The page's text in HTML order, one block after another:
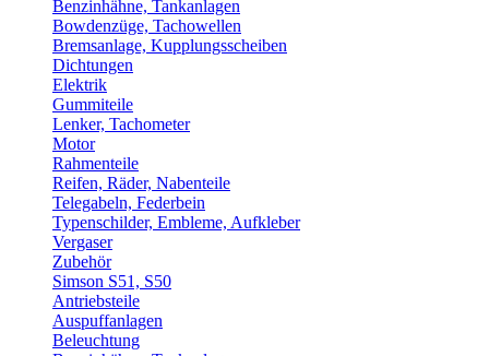
Benzinhähne, Tankanlagen
Bowdenzüge, Tachowellen
Bremsanlage, Kupplungsscheiben
Dichtungen
Elektrik
Gummiteile
Lenker, Tachometer
Motor
Rahmenteile
Reifen, Räder, Nabenteile
Telegabeln, Federbein
Typenschilder, Embleme, Aufkleber
Vergaser
Zubehör
Simson S51, S50
Antriebsteile
Auspuffanlagen
Beleuchtung